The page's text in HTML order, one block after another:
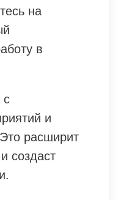
на
в
с
и
расширит
создаст